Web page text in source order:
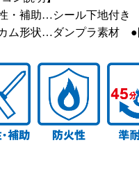
・補助…シール下地付
ム形状…ダンプラ素材 ●